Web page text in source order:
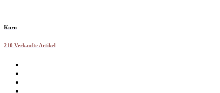
Korn
210 Verkaufte Artikel